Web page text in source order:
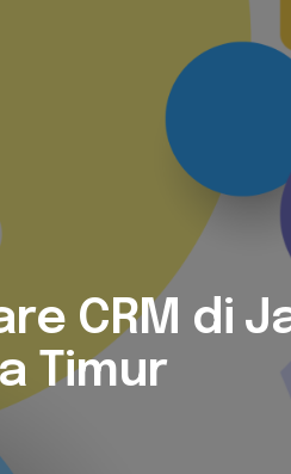
CRM di
Timur